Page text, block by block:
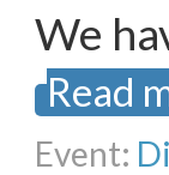
We
Read
Event: